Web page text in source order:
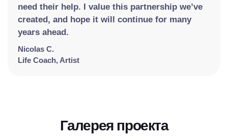
need their help. I value this partnership we’ve
created, and hope it will continue for many
years ahead.
Nicolas C.
Life Coach, Artist
Галерея проекта